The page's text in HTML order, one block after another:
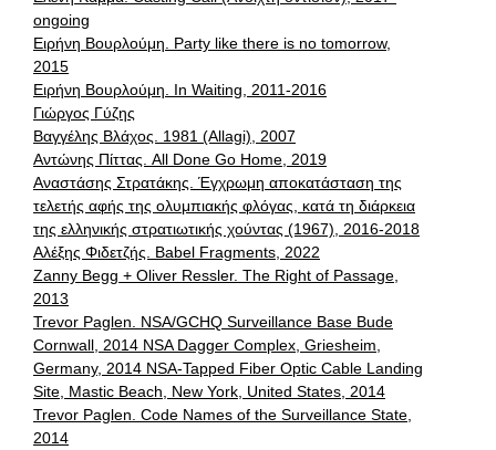
ongoing
Ειρήνη Βουρλούμη. Party like there is no tomorrow,
2015
Ειρήνη Βουρλούμη. In Waiting, 2011-2016
Γιώργος Γύζης
Βαγγέλης Βλάχος. 1981 (Allagi), 2007
Αντώνης Πίττας. All Done Go Home, 2019
Αναστάσης Στρατάκης. Έγχρωμη αποκατάσταση της
τελετής αφής της ολυμπιακής φλόγας, κατά τη διάρκεια
της ελληνικής στρατιωτικής χούντας (1967), 2016-2018
Αλέξης Φιδετζής. Babel Fragments, 2022
Zanny Begg + Oliver Ressler. The Right of Passage,
2013
Trevor Paglen. NSA/GCHQ Surveillance Base Bude
Cornwall, 2014 NSA Dagger Complex, Griesheim,
Germany, 2014 NSA-Tapped Fiber Optic Cable Landing
Site, Mastic Beach, New York, United States, 2014
Trevor Paglen. Code Names of the Surveillance State,
2014